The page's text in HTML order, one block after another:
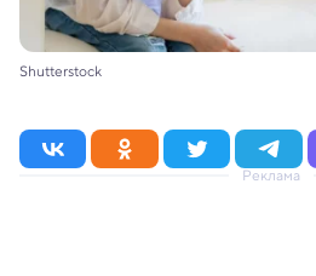
Shutterstock
Реклама